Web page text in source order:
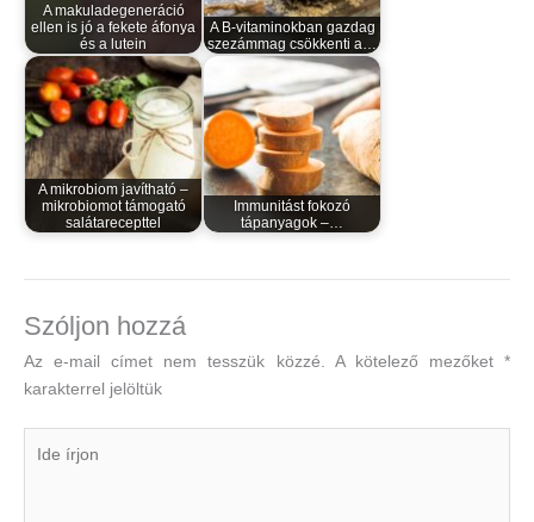
A makuladegeneráció
ellen is jó a fekete áfonya
és a lutein
A B-vitaminokban gazdag
szezámmag csökkenti a…
A mikrobiom javítható –
mikrobiomot támogató
salátarecepttel
Immunitást fokozó
tápanyagok –…
Szóljon hozzá
Az e-mail címet nem tesszük közzé. A kötelező mezőket*
karakterrel jelöltük